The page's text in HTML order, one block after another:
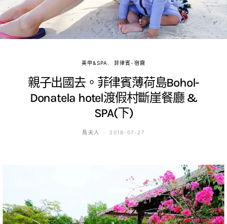
美甲&SPA 菲律賓-宿霧
親子出國去。菲律賓薄荷島Bohol-
Donatela hotel渡假村斷崖餐廳 &
SPA(下)
鳥夫人 2018-07-27